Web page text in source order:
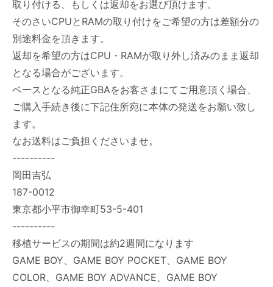
取り付ける、もしくは返却をお選び頂けます。
そのさいCPUとRAMの取り付けをご希望の方は差額分の
別途料金を頂きます。
返却を希望の方はCPU・RAMが取り外し済みのまま返却
となる場合がございます。
ベースとなる純正GBAをお客さまにてご用意頂く場合、
ご購入手続き後に下記住所宛に本体の発送をお願い致し
ます。
なお送料はご負担くださいませ。
----------
岡田吉弘
187-0012
東京都小平市御幸町53-5-401
----------
移植サービスの期間は約2週間になります
GAME BOY、GAME BOY POCKET、GAME BOY
COLOR、GAME BOY ADVANCE、GAME BOY